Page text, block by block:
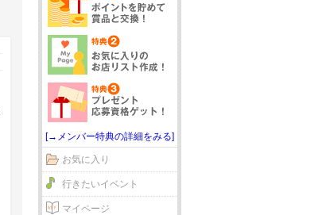
[→メンバー特典の詳細をみる]
お気に入り
行きたいイベント
マイページ